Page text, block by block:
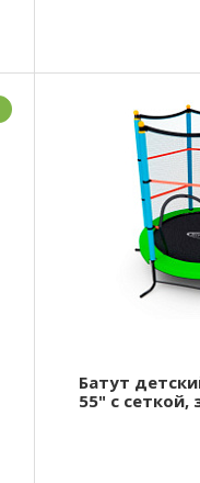
Батут
55" с сеткой,